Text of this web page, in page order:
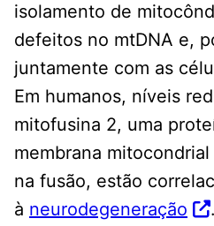
isolamento de
defeitos no mtDNA e,
juntamente com as
Em humanos, níveis
mitofusina 2, uma
membrana
na fusão, estão
à neurodegeneração